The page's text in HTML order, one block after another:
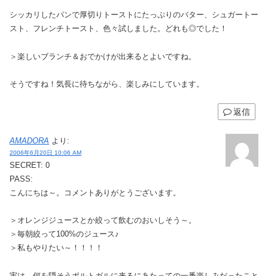
シッカリしたパンで厚切りトーストにたっぷりのバター、シュガートー
スト、フレンチトースト、色々試しました。どれも◎でした！
＞楽しいブランチ＆おでかけが出来るとよいですね。
そうですね！気長に待ちながら、楽しみにしています。
返信
AMADORA より:
2006年6月20日 10:06 AM
SECRET: 0
PASS:
こんにちは～。コメントありがとうございます。
＞オレンジジュースとか絞って飲むのおいしそう～。
＞毎朝絞って100%のジュース♪
＞私もやりたい～！！！！